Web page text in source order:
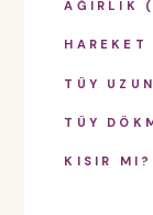
AĞIRLIK
TÜY
TÜY
KISIR